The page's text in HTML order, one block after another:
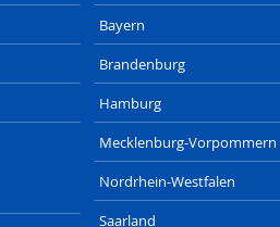
Bayern
Brandenburg
Hamburg
Mecklenburg-Vorpommern
Nordrhein-Westfalen
Saarland